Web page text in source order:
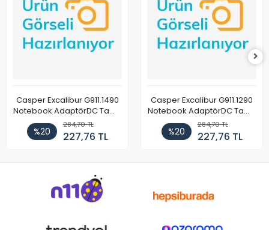
Casper Excalibur G911.1490
Notebook AdaptörDC Tamir
Kablosu
%20
284,70 TL
227,76 TL
Casper Excalibur G911.1290
Notebook AdaptörDC Tamir
Kablosu
%20
284,70 TL
227,76 TL